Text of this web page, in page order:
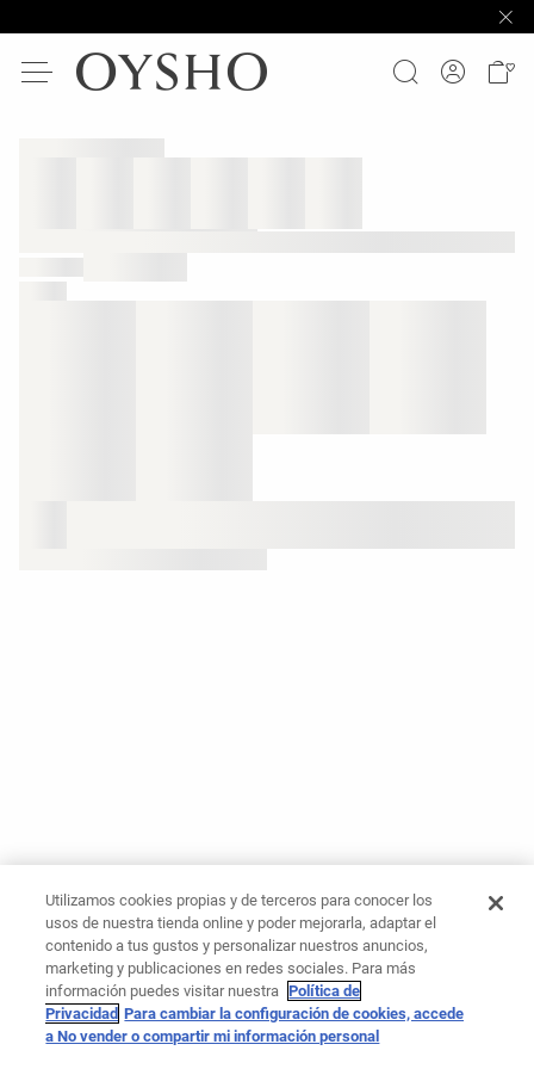
Utilizamos cookies propias y de terceros para conocer los
usos de nuestra tienda online y poder mejorarla, adaptar el
contenido a tus gustos y personalizar nuestros anuncios,
marketing y publicaciones en redes sociales. Para más
información puedes visitar nuestra Política de
Privacidad Para cambiar la configuración de cookies, accede
a No vender o compartir mi información personal